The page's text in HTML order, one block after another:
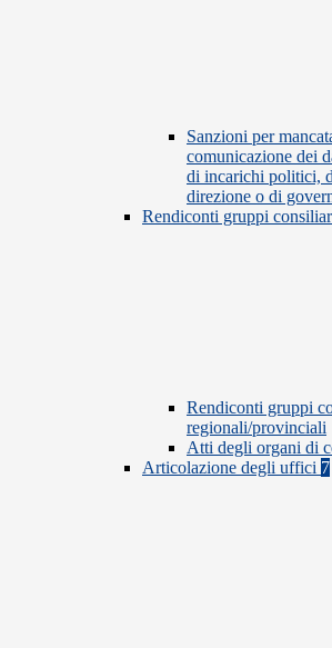
Sanzioni per
comunicazione dei
di incarichi politici,
direzione o di
Rendiconti gruppi
Rendiconti gruppi
regionali/provinciali
Atti degli organi di
Articolazione degli uffici 7